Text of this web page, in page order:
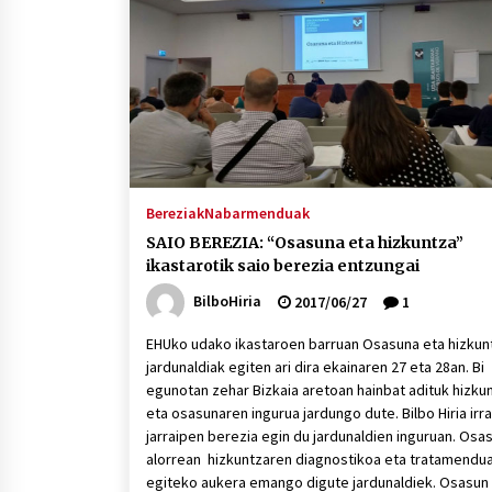
protagonista
2026/07/16
POTTO: San Pedro jaietako bertso-
saioa
2026/07/09
Auritz Iñurrietaren margoak
ikusgai Uribitarte40 aretoan
BereziakNabarmenduak
SAIO BEREZIA: “Osasuna eta hizkuntza”
ikastarotik saio berezia entzungai
BilboHiria
2017/06/27 1
EHUko udako ikastaroen barruan Osasuna eta
jardunaldiak egiten ari dira ekainaren 27 eta 28an. Bi
egunotan zehar Bizkaia aretoan hainbat adituk
eta osasunaren ingurua jardungo dute. Bilbo Hiria
jarraipen berezia egin du jardunaldien inguruan.
alorrean hizkuntzaren diagnostikoa eta tratamendua
egiteko aukera emango digute jardunaldiek. Osasun